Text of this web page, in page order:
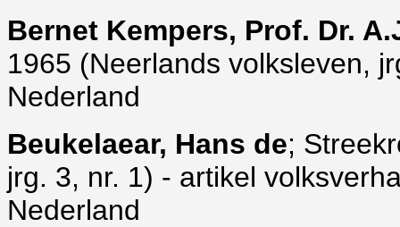
Bernet Kempers, Prof. Dr.
1965 (Neerlands volksleven,
Nederland
Beukelaear, Hans de;
jrg. 3, nr. 1) - artikel
Nederland